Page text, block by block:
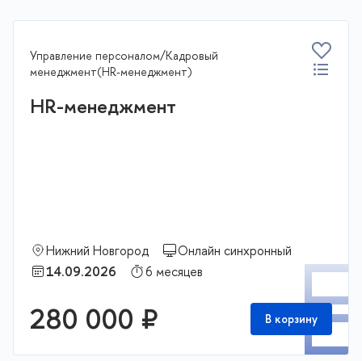
Управление персоналом/Кадровый
менеджмент(HR-менеджмент)
HR-менеджмент
Нижний Новгород
Онлайн синхронный
14.09.2026
6 месяцев
280 000 ₽ В корзину